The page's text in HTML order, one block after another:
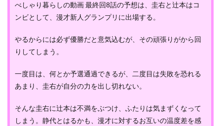
べしゃり暮らしの動画 最終回8話の予想は、圭右と辻本はコ
ンビとして、漫才新人グランプリに出場する。
やるからには必ず優勝だと意気込むが、その頑張りがから回
りしてしまう。
一度目は、何とか予選通過できるが、二度目は失敗を恐れる
あまり、圭右が自分の力を出し切れない。
そんな圭右に辻本は不満をぶつけ、ふたりは気まずくなって
しまう。静代とはるかも、漫才に対するお互いの温度差を感